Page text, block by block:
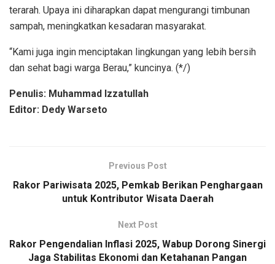
terarah. Upaya ini diharapkan dapat mengurangi timbunan
sampah, meningkatkan kesadaran masyarakat.
“Kami juga ingin menciptakan lingkungan yang lebih bersih
dan sehat bagi warga Berau,” kuncinya. (*/)
Penulis: Muhammad Izzatullah
Editor: Dedy Warseto
Previous Post
Rakor Pariwisata 2025, Pemkab Berikan Penghargaan
untuk Kontributor Wisata Daerah
Next Post
Rakor Pengendalian Inflasi 2025, Wabup Dorong Sinergi
Jaga Stabilitas Ekonomi dan Ketahanan Pangan